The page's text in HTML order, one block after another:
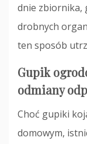
dnie zbiornika,
drobnych
ten sposób
Gupik
odmiany
Choć gupiki
domowym,